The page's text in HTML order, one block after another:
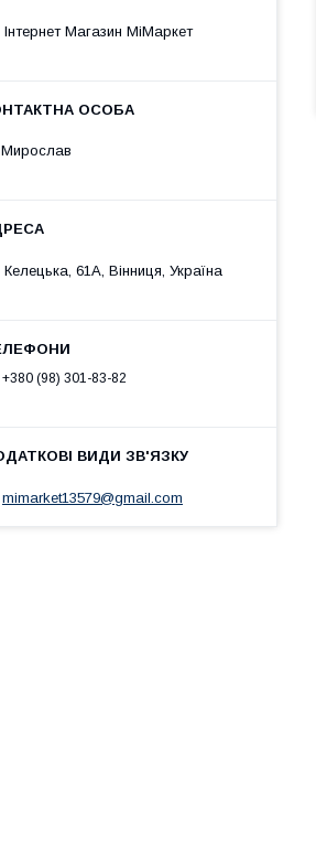
Інтернет Магазин МіМаркет
Мирослав
Келецька, 61А, Вінниця, Україна
+380 (98) 301-83-82
mimarket13579@gmail.com